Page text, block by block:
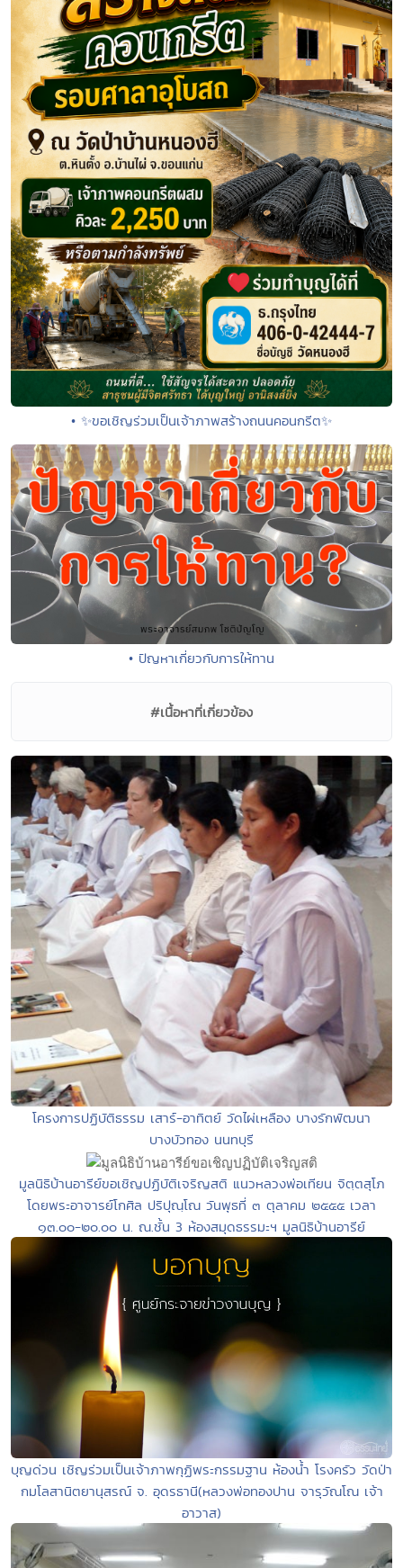
• ✨ขอเชิญร่วมเป็นเจ้าภาพสร้างถนนคอนกรีต✨
• ปัญหาเกี่ยวกับการให้ทาน
#เนื้อหาที่เกี่ยวข้อง
โครงการปฏิบัติธรรม เสาร์-อาทิตย์ วัดไผ่เหลือง บางรักพัฒนา
บางบัวทอง นนทบุรี
มูลนิธิบ้านอารีย์ขอเชิญปฏิบัติเจริญสติ แนวหลวงพ่อเทียน จิตฺตสุโภ
โดยพระอาจารย์โกศิล ปริปุณฺโณ วันพุธที่ ๓ ตุลาคม ๒๕๕๕ เวลา
๑๓.๐๐-๒๐.๐๐ น. ณ.ชั้น 3 ห้องสมุดธรรมะฯ มูลนิธิบ้านอารีย์
บุญด่วน เชิญร่วมเป็นเจ้าภาพกุฏิพระกรรมฐาน ห้องน้ำ โรงครัว วัดป่า
กมโลสานิตยานุสรณ์ จ. อุดรธานี(หลวงพ่อทองปาน จารุวัณโณ เจ้า
อาวาส)